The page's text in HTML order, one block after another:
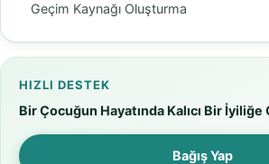
Geçim Kaynağı Oluşturma
HIZLI DESTEK
Bir Çocuğun Hayatında Kalıcı Bir İyiliğe
Bağış Yap